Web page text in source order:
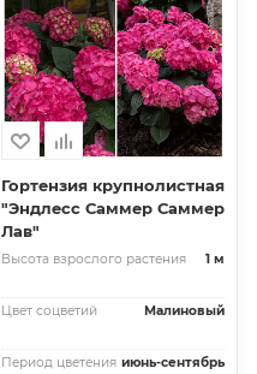
Гортензия крупнолистная
"Эндлесс Саммер Саммер
Лав"
Высота взрослого растения 1 м
Цвет соцветий Малиновый
Период цветения июнь-сентябрь